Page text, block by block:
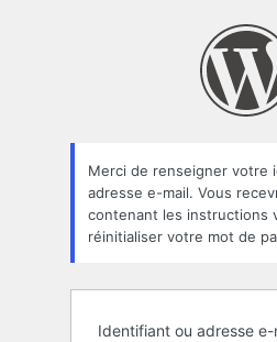
oublié
Merci de renseigner votre
adresse e-mail. Vous
contenant les instructions
réinitialiser votre mot de
Identifiant ou adresse e-